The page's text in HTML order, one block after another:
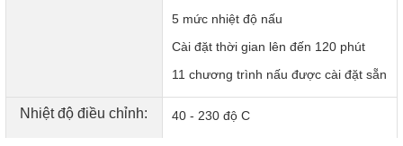
5 mức nhiệt độ nấu
Cài đặt thời gian lên đến 120 phút
11 chương trình nấu được cài đặt sẵn
Nhiệt độ điều chỉnh: 40 - 230 độ C